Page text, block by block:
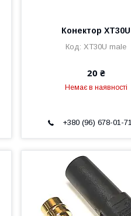
Конектор XT30U
XT30U male
20 ₴
Немає в наявності
+380 (96) 678-01-71